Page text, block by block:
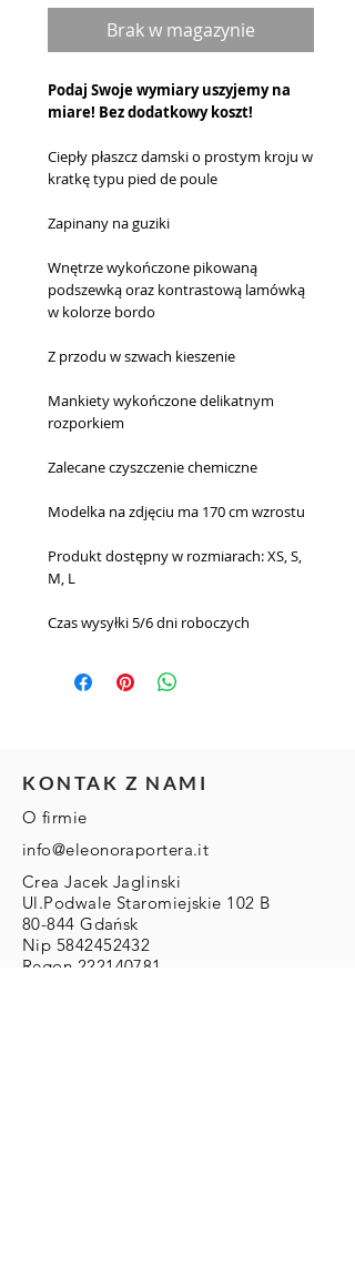
Brak w magazynie
Podaj Swoje wymiary uszyjemy na
miare! Bez dodatkowy koszt!
Ciepły płaszcz damski o prostym kroju w
kratkę typu pied de poule
Zapinany na guziki
Wnętrze wykończone pikowaną
podszewką oraz kontrastową lamówką
w kolorze bordo
Z przodu w szwach kieszenie
Mankiety wykończone delikatnym
rozporkiem
Zalecane czyszczenie chemiczne
Modelka na zdjęciu ma 170 cm wzrostu
Produkt dostępny w rozmiarach: XS, S,
M, L
Czas wysyłki 5/6 dni roboczych
KONTAK Z NAMI
O firmie
info@eleonoraportera.it
Crea Jacek Jaglinski
Ul.Podwale Staromiejskie 102 B
80-844 Gdańsk
Nip 5842452432
Regon 222140781